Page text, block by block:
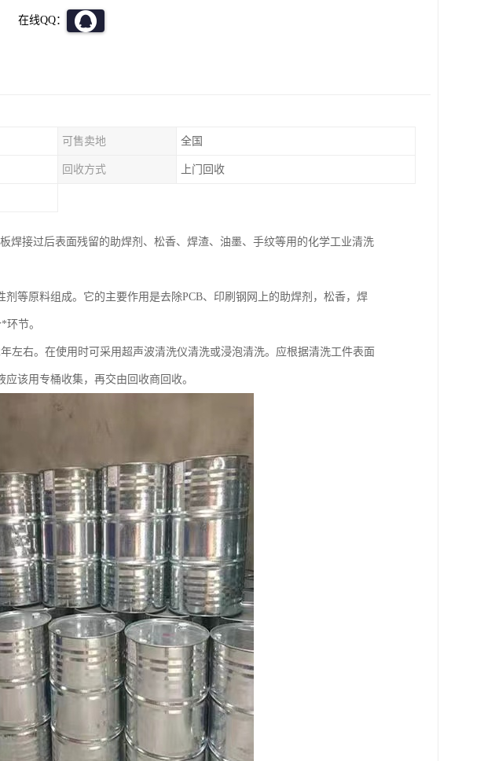
在线QQ：
可售卖地 全国
回收方式 上门回收
焊接过后表面残留的助焊剂、松香、焊渣、油墨、手纹等用的化学工业清洗
等原料组成。它的主要作用是去除PCB、印刷钢网上的助焊剂，松香，焊
节。
左右。在使用时可采用超声波清洗仪清洗或浸泡清洗。应根据清洗工件表面
该用专桶收集，再交由回收商回收。